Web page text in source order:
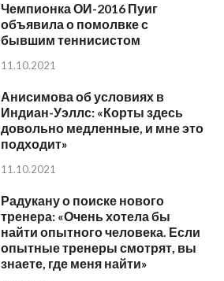
Чемпионка ОИ-2016 Пуиг
объявила о помолвке с
бывшим теннисистом
11.10.2021
Анисимова об условиях в
Индиан-Уэллс: «Корты здесь
довольно медленные, и мне это
подходит»
11.10.2021
Радукану о поиске нового
тренера: «Очень хотела бы
найти опытного человека. Если
опытные тренеры смотрят, вы
знаете, где меня найти»